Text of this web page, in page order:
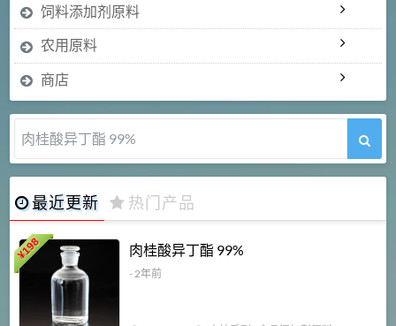
饲料添加剂原料
农用原料
商店
肉桂酸异丁酯 99%
最近更新 热门产品
¥
198 肉桂酸异丁酯 99%
- 2年前